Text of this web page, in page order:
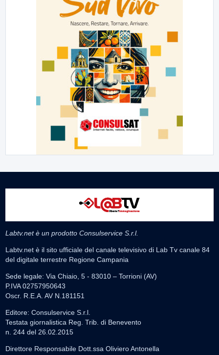
Labtv.net è un prodotto Consulservice S.r.l.
Labtv.net è il sito ufficiale del canale televisivo di Lab Tv canale 84
del digitale terrestre Regione Campania
Sede legale: Via Chiaio, 5 - 83010 – Torrioni (AV)
P.IVA 02757950643
Oscr. R.E.A. AV N.181151
Editore: Consulservice S.r.l.
Testata giornalistica Reg. Trib. di Benevento
n. 244 del 26.02.2015
Direttore Responsabile Dott.ssa Oliviero Antonella